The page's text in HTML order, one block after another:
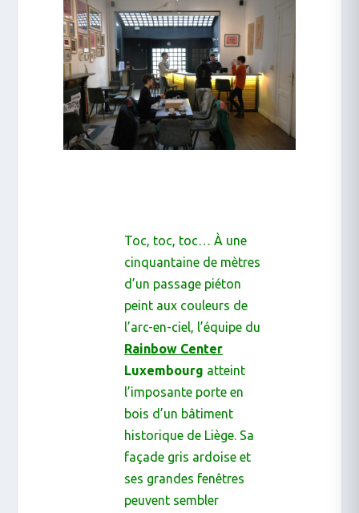
Toc, toc, toc … À une
cinquantaine de mètres
d’un passage piéton
peint aux couleurs de
l’arc-en-ciel, l’équipe du
Rainbow Center
Luxembourg atteint
l’imposante porte en
bois d’un bâtiment
historique de Liège. Sa
façade gris ardoise et
ses grandes fenêtres
peuvent sembler